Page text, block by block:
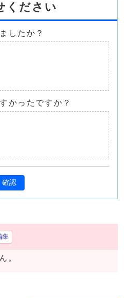
ください
したか？
かったですか？
確認
集
。